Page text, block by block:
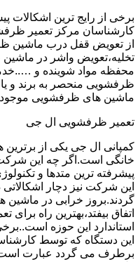
برخی از رایج ترین اشکالات
کارشناسان مرکز تعمیر
از تعویض قفل درب ماشین
تخلیه،تعویض واشر در
محفظه مواد شوینده و
ظرفشویی منحصر به برند و
ماشین های ظرفشویی موجود
تعمیر ظرفشویی ال جی
کمپانی ال جی یکی از برترین
خانگی است.اگر چه این
پیشرفته ترین متدها و
این شرکت نیز دچار
گردند.بروز خرابی در
اتفاق بیفتد،بهترین راه برای
استاندارد این حوزه
این دستگاه که توسط
برطرف می گردد عبارت